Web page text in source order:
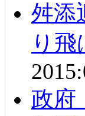
舛添
り
政